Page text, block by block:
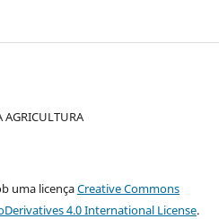
uma licençaCreative Commons
4.0 International License.